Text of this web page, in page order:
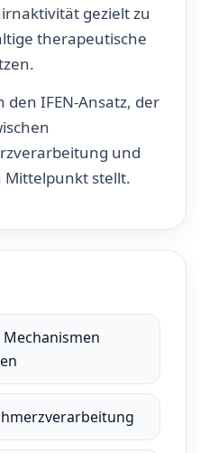
gezielt zu
therapeutische
den IFEN-Ansatz, der
und
Mittelpunkt stellt.